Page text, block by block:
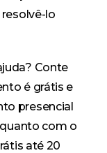
lo
Conte
é grátis e
presencial
quanto com o
até 20